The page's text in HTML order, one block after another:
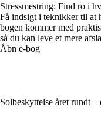
Stressmestring: Find ro i
Få indsigt i teknikker til at
bogen kommer med
så du kan leve et mere
Åbn e-bog
Solbeskyttelse året rundt